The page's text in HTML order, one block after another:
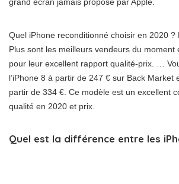
Quel iPhone reconditionné choisir en 2020 ?
Plus sont les meilleurs vendeurs du moment
pour leur excellent rapport qualité-prix. …
l’iPhone 8 à partir de 247 € sur Back Market
partir de 334 €. Ce modèle est un excellent
qualité en 2020 et prix.
Quel est la différence entre les